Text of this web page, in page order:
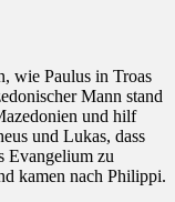
wie Paulus in Troas
Mann stand
und hilf
und Lukas, dass
Evangelium zu
kamen nach Philippi.